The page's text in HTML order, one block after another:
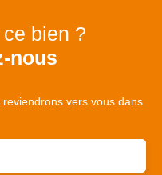
bien ?
nous
vers vous dans